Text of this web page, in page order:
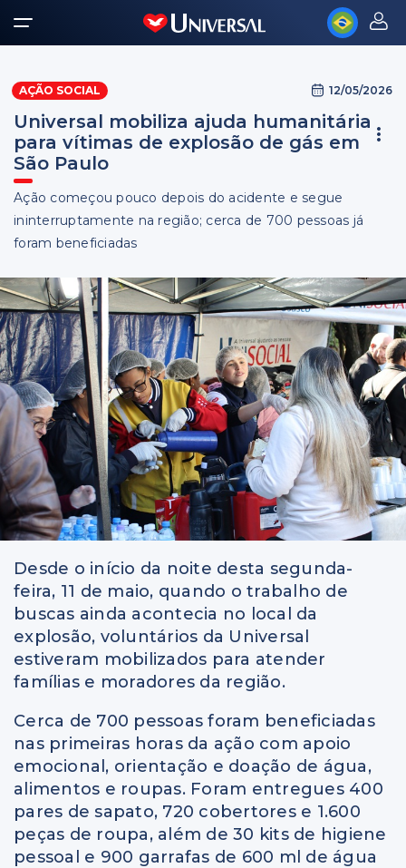
AÇÃO SOCIAL 12/05/2026
Universal mobiliza ajuda humanitária
para vítimas de explosão de gás em
São Paulo
Ação começou pouco depois do acidente e segue
ininterruptamente na região; cerca de 700 pessoas já
foram beneficiadas
Desde o início da noite desta segunda-
feira, 11 de maio, quando o trabalho de
buscas ainda acontecia no local da
explosão, voluntários da Universal
estiveram mobilizados para atender
famílias e moradores da região.
Cerca de 700 pessoas foram beneficiadas
nas primeiras horas da ação com apoio
emocional, orientação e doação de água,
alimentos e roupas. Foram entregues 400
pares de sapato, 720 cobertores e 1.600
peças de roupa, além de 30 kits de higiene
pessoal e 900 garrafas de 600 ml de água